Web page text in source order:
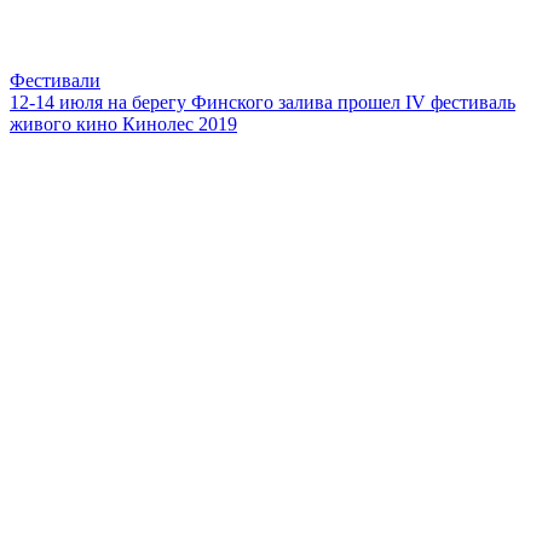
Фестивали
12-14 июля на берегу Финского залива прошел IV фестиваль
живого кино Кинолес 2019